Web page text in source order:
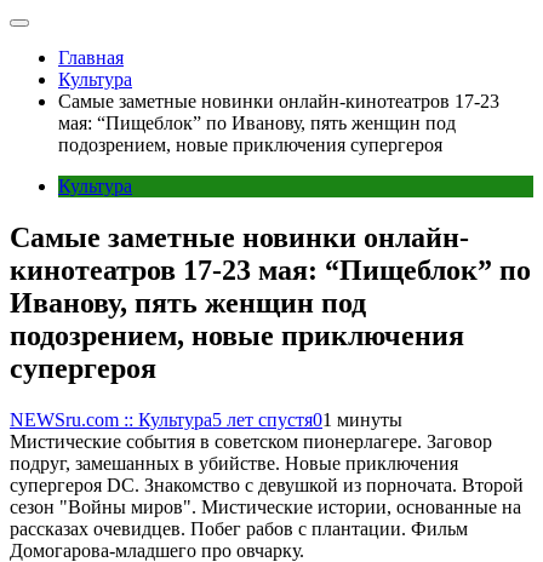
Главная
Культура
Самые заметные новинки онлайн-кинотеатров 17-23
мая: “Пищеблок” по Иванову, пять женщин под
подозрением, новые приключения супергероя
Культура
Самые заметные новинки онлайн-
кинотеатров 17-23 мая: “Пищеблок” по
Иванову, пять женщин под
подозрением, новые приключения
супергероя
NEWSru.com :: Культура5 лет спустя01 минуты
Мистические события в советском пионерлагере. Заговор
подруг, замешанных в убийстве. Новые приключения
супергероя DC. Знакомство с девушкой из порночата. Второй
сезон "Войны миров". Мистические истории, основанные на
рассказах очевидцев. Побег рабов с плантации. Фильм
Домогарова-младшего про овчарку.